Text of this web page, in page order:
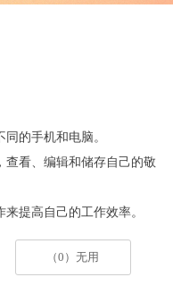
的手机和电脑。
查看、编辑和储存自己的敬
提高自己的工作效率。
（0）无用